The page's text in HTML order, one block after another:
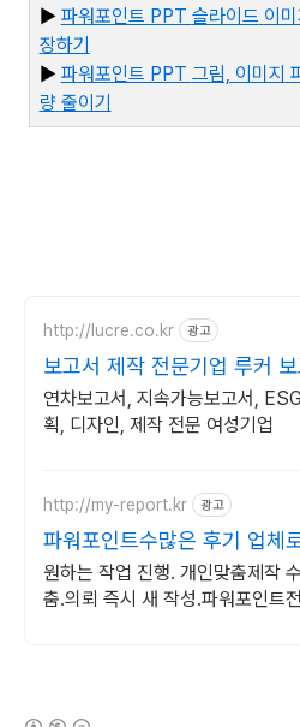
▶ 파워포인트 PPT 슬라이드 이
장하기
▶ 파워포인트 PPT 그림, 이미지
량 줄이기
http://lucre.co.kr 광고
보고서 제작 전문기업 루커 보
명가
연차보고서, 지속가능보고서,
획, 디자인, 제작 전문 여성기업
http://my-report.kr 광고
파워포인트수많은 후기 업체
주말 상담 가능 저렴
원하는 작업 진행. 개인맞춤제작
춤.의뢰 즉시 새 작성.파워포인트